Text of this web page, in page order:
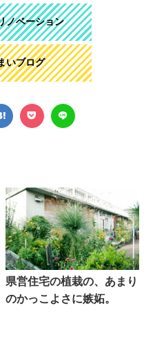
ノベーション
いブログ
県営住宅の植栽の、あまり
のかっこよさに嫉妬。